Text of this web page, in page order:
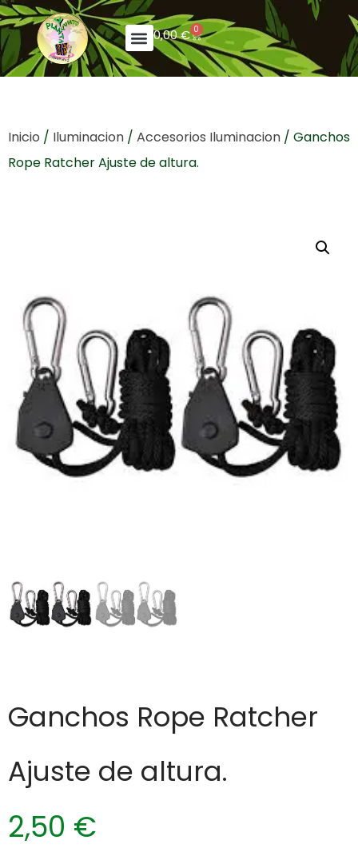
0,00€ 0
Inicio / Iluminacion / Accesorios Iluminacion / Ganchos
Rope Ratcher Ajuste de altura.
Ganchos Rope Ratcher
Ajuste de altura.
2,50 €